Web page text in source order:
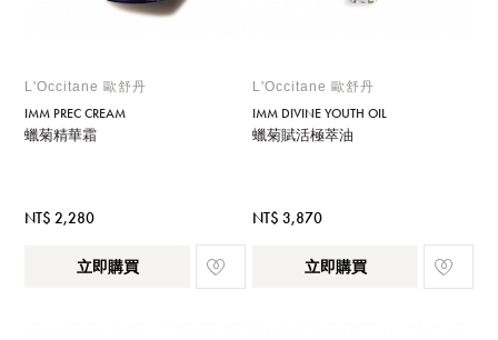
L'Occitane 歐舒丹
IMM PREC CREAM
蠟菊精華霜
NT$ 2,280
立即購買
L'Occitane 歐舒丹
IMM DIVINE YOUTH OIL
蠟菊賦活極萃油
NT$ 3,870
立即購買